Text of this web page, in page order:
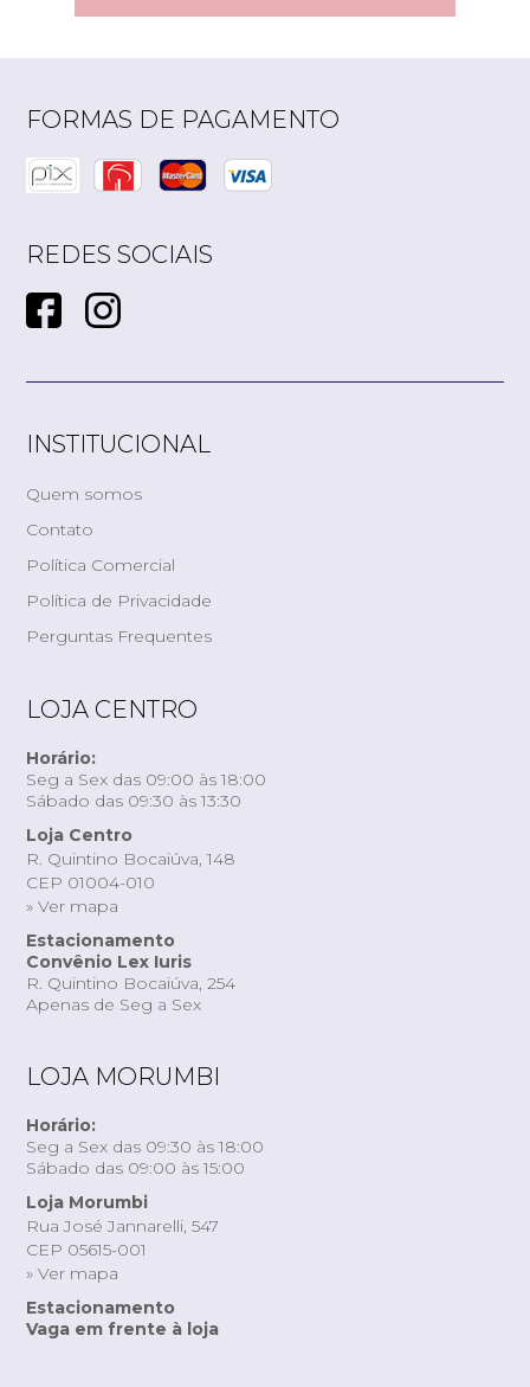
FORMAS DE PAGAMENTO
REDES SOCIAIS
INSTITUCIONAL
Quem somos
Contato
Política Comercial
Política de Privacidade
Perguntas Frequentes
LOJA CENTRO
Horário:
Seg a Sex das 09:00 às 18:00
Sábado das 09:30 às 13:30
Loja Centro
R. Quintino Bocaiúva, 148
CEP 01004-010
» Ver mapa
Estacionamento
Convênio Lex Iuris
R. Quintino Bocaiúva, 254
Apenas de Seg a Sex
LOJA MORUMBI
Horário:
Seg a Sex das 09:30 às 18:00
Sábado das 09:00 às 15:00
Loja Morumbi
Rua José Jannarelli, 547
CEP 05615-001
» Ver mapa
Estacionamento
Vaga em frente à loja